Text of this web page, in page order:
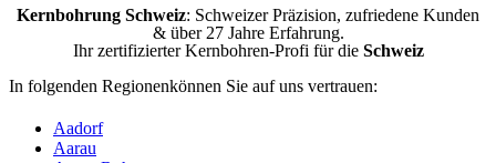
Kernbohrung Schweiz: Schweizer Präzision, zufriedene Kunden
& über 27 Jahre Erfahrung.
Ihr zertifizierter Kernbohren-Profi für die Schweiz
In folgenden Regionenkönnen Sie auf uns vertrauen:
Aadorf
Aarau